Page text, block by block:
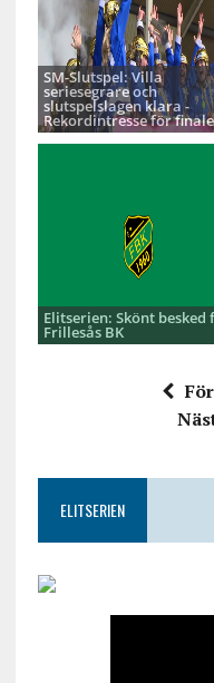
SM-Slutspel: Villa
seriesegrare och
slutspelslagen klara -
Rekordintresse för
Elitserien: Skönt besked
Frillesås BK
ELITSERIEN